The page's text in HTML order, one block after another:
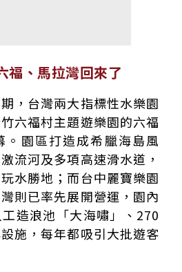
、馬拉灣回來了
，台灣兩大指標性水樂園
六福村主題遊樂園的六福
。園區打造成希臘海島風
流河及多項高速滑水道，
水勝地；而台中麗寶樂園
則已率先展開營運，園內
造浪池「大海嘯」、270
施，每年都吸引大批遊客